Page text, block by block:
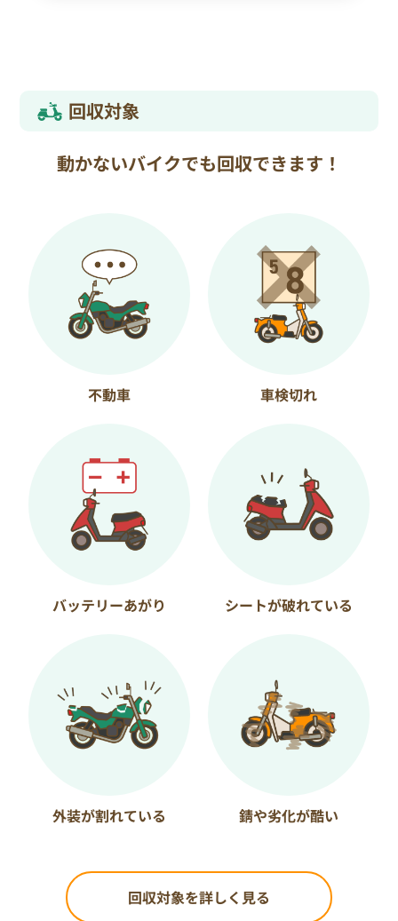
回収対象
動かないバイクでも回収できます！
不動車 車検切れ
バッテリーあがり シートが破れている
外装が割れている 錆や劣化が酷い
回収対象を詳しく見る